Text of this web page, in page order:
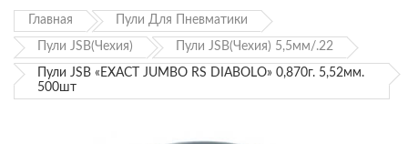
Главная Пули Для Пневматики
Пули JSB(Чехия) Пули JSB(Чехия) 5,5мм/.22
Пули JSB «EXACT JUMBO RS DIABOLO» 0,870г. 5,52мм.
500шт